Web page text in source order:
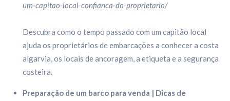
um-capitao-local-confianca-do-proprietario/
Descubra como o tempo passado com um capitão local
ajuda os proprietários de embarcações a conhecer a costa
algarvia, os locais de ancoragem, a etiqueta e a segurança
costeira.
Preparação de um barco para venda | Dicas de